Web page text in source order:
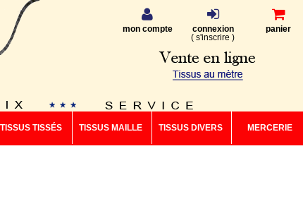
mon compte
connexion
( s'inscrire )
panier
TISSUS TISSÉS TISSUS MAILLE TISSUS DIVERS MERCERIE